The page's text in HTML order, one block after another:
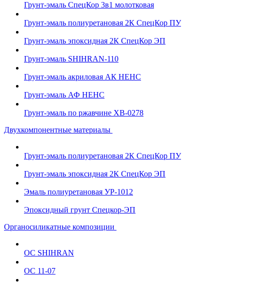
Грунт-эмаль СпецКор 3в1 молотковая
Грунт-эмаль полиуретановая 2К СпецКор ПУ
Грунт-эмаль эпоксидная 2К СпецКор ЭП
Грунт-эмаль SHIHRAN-110
Грунт-эмаль акриловая АК НЕНС
Грунт-эмаль АФ НЕНС
Грунт-эмаль по ржавчине ХВ-0278
Двухкомпонентные материалы
Грунт-эмаль полиуретановая 2К СпецКор ПУ
Грунт-эмаль эпоксидная 2К СпецКор ЭП
Эмаль полиуретановая УР-1012
Эпоксидный грунт Спецкор-ЭП
Органосиликатные композиции
ОС SHIHRAN
ОС 11-07